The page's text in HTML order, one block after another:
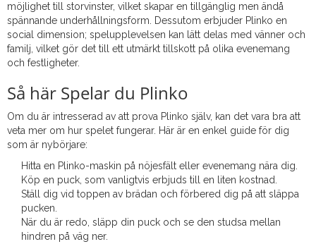
möjlighet till storvinster, vilket skapar en tillgänglig men ändå
spännande underhållningsform. Dessutom erbjuder Plinko en
social dimension; spelupplevelsen kan lätt delas med vänner och
familj, vilket gör det till ett utmärkt tillskott på olika evenemang
och festligheter.
Så här Spelar du Plinko
Om du är intresserad av att prova Plinko själv, kan det vara bra att
veta mer om hur spelet fungerar. Här är en enkel guide för dig
som är nybörjare:
Hitta en Plinko-maskin på nöjesfält eller evenemang nära dig.
Köp en puck, som vanligtvis erbjuds till en liten kostnad.
Ställ dig vid toppen av brädan och förbered dig på att släppa
pucken.
När du är redo, släpp din puck och se den studsa mellan
hindren på väg ner.